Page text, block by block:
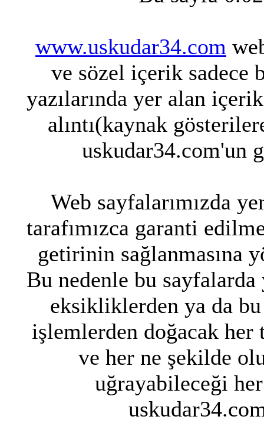
www.uskudar34.com
ve sözel içerik sadece
yazılarında yer alan
alıntı(kaynak
uskudar34.com'un
Web sayfalarımızda
tarafımızca garanti
getirinin sağlanmasına
Bu nedenle bu
eksikliklerden ya da
işlemlerden doğacak
ve her ne şekilde
uğrayabileceği